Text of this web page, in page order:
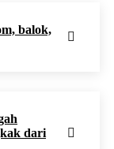
balok,
dari